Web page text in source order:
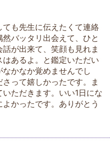
も先生に伝えたくて連絡
バッタリ出会えて、ひと
が出来て、笑顔も見れま
あるよ。と鑑定いただい
かなか覚めませんでし
って嬉しかったです。ま
ただきます。いい1日にな
かったです。ありがとう